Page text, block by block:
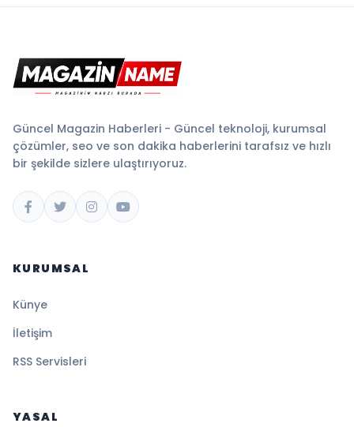
Güncel Magazin Haberleri - Güncel teknoloji, kurumsal
çözümler, seo ve son dakika haberlerini tarafsız ve hızlı
bir şekilde sizlere ulaştırıyoruz.
KURUMSAL
Künye
İletişim
RSS Servisleri
YASAL